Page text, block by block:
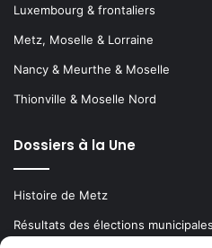
Luxembourg & frontaliers
Metz, Moselle & Lorraine
Nancy & Meurthe & Moselle
Thionville & Moselle Nord
Dossiers à la Une
Histoire de Metz
Résultats des élections